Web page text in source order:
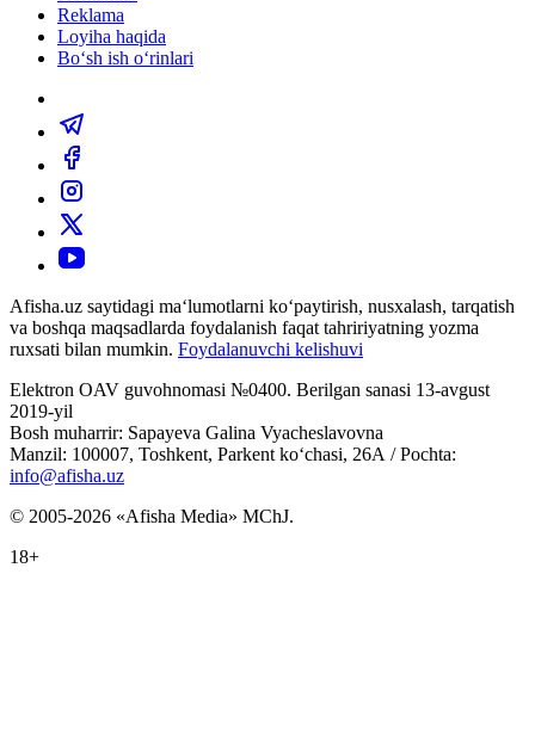
Reklama
Loyiha haqida
Bo‘sh ish o‘rinlari
Afisha.uz saytidagi ma‘lumotlarni ko‘paytirish, nusxalash, tarqatish
va boshqa maqsadlarda foydalanish faqat tahririyatning yozma
ruxsati bilan mumkin. Foydalanuvchi kelishuvi
Elektron OAV guvohnomasi №0400. Berilgan sanasi 13-avgust
2019-yil
Bosh muharrir: Sapayeva Galina Vyacheslavovna
Manzil: 100007, Toshkent, Parkent ko‘chasi, 26А / Pochta:
info@afisha.uz
© 2005-2026 «Afisha Media» MChJ.
18+